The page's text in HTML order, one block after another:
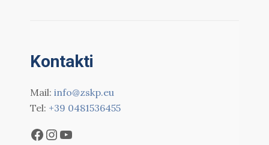
Kontakti
Mail: info@zskp.eu
Tel: +39 0481536455